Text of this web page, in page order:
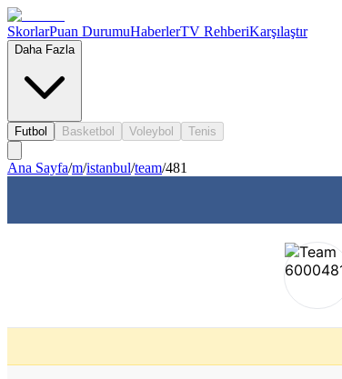
SkorlarPuan DurumuHaberlerTV RehberiKarşılaştır
Daha Fazla
Futbol Basketbol Voleybol Tenis
Ana Sayfa/m/istanbul/team/481